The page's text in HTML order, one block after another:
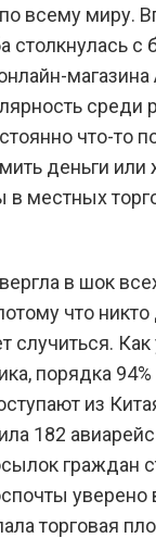
всему миру.
столкнулась
магазина
среди
что-то
деньги или
в местных
в шок
что
случиться. Как
порядка
из
182
граждан
уверено
торговая